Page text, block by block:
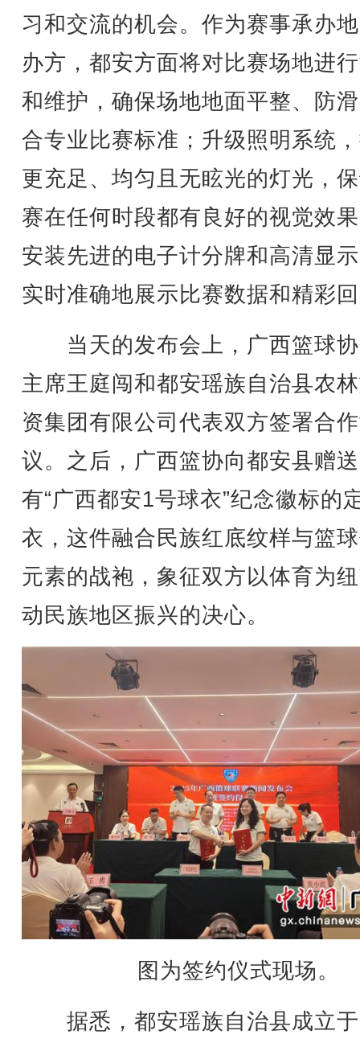
习和交流的机会。作为赛事承办
办方，都安方面将对比赛场地进
和维护，确保场地地面平整、防
合专业比赛标准；升级照明系统
更充足、均匀且无眩光的灯光，
赛在任何时段都有良好的视觉效
安装先进的电子计分牌和高清显
实时准确地展示比赛数据和精彩
当天的发布会上，广西篮球
主席王庭闯和都安瑶族自治县农
资集团有限公司代表双方签署合
议。之后，广西篮协向都安县赠
有“广西都安1号球衣”纪念徽标的
衣，这件融合民族红底纹样与篮
元素的战袍，象征双方以体育为
动民族地区振兴的决心。
图为签约仪式现场。
据悉，都安瑶族自治县成立